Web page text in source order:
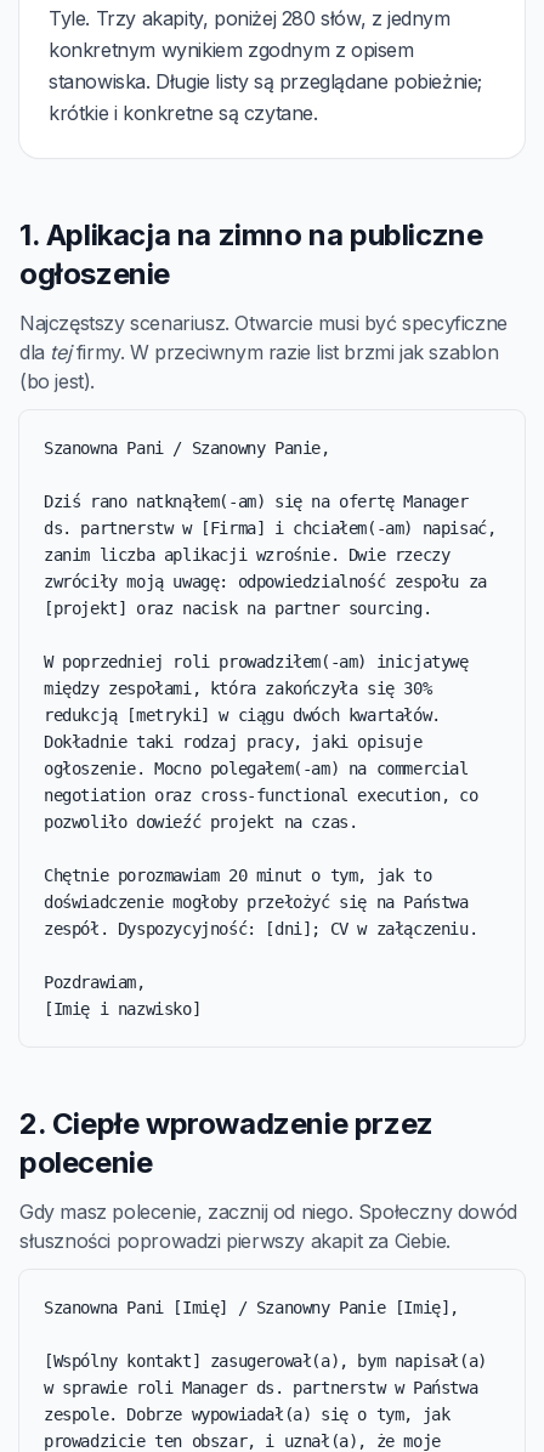
Tyle. Trzy akapity, poniżej 280 słów, z jednym
konkretnym wynikiem zgodnym z opisem
stanowiska. Długie listy są przeglądane pobieżnie;
krótkie i konkretne są czytane.
1. Aplikacja na zimno na publiczne
ogłoszenie
Najczęstszy scenariusz. Otwarcie musi być specyficzne
dla tejfirmy. W przeciwnym razie list brzmi jak szablon
(bo jest).
Szanowna Pani / Szanowny Panie,
Dziś rano natknąłem(-am) się na ofertę Manager
ds. partnerstw w [Firma] i chciałem(-am) napisać,
zanim liczba aplikacji wzrośnie. Dwie rzeczy
zwróciły moją uwagę: odpowiedzialność zespołu za
[projekt] oraz nacisk na partner sourcing.
W poprzedniej roli prowadziłem(-am) inicjatywę
między zespołami, która zakończyła się 30%
redukcją [metryki] w ciągu dwóch kwartałów.
Dokładnie taki rodzaj pracy, jaki opisuje
ogłoszenie. Mocno polegałem(-am) na commercial
negotiation oraz cross-functional execution, co
pozwoliło dowieźć projekt na czas.
Chętnie porozmawiam 20 minut o tym, jak to
doświadczenie mogłoby przełożyć się na Państwa
zespół. Dyspozycyjność: [dni]; CV w załączeniu.
Pozdrawiam,
[Imię i nazwisko]
2. Ciepłe wprowadzenie przez
polecenie
Gdy masz polecenie, zacznij od niego. Społeczny dowód
słuszności poprowadzi pierwszy akapit za Ciebie.
Szanowna Pani [Imię] / Szanowny Panie [Imię],
[Wspólny kontakt] zasugerował(a), bym napisał(a)
w sprawie roli Manager ds. partnerstw w Państwa
zespole. Dobrze wypowiadał(a) się o tym, jak
prowadzicie ten obszar, i uznał(a), że moje